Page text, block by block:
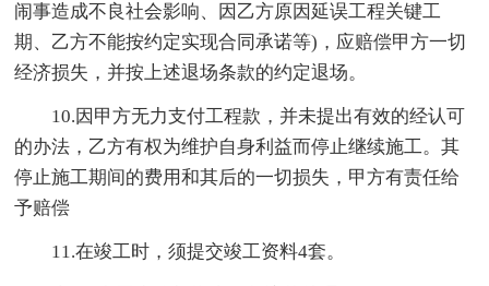
闹事造成不良社会影响、因乙方原因延误工程关键工
期、乙方不能按约定实现合同承诺等)，应赔偿甲方一切
经济损失，并按上述退场条款的约定退场。
10.因甲方无力支付工程款，并未提出有效的经认可
的办法，乙方有权为维护自身利益而停止继续施工。其
停止施工期间的费用和其后的一切损失，甲方有责任给
予赔偿
11.在竣工时，须提交竣工资料4套。